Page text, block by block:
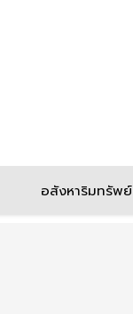
อสังหาริมทรัพย์